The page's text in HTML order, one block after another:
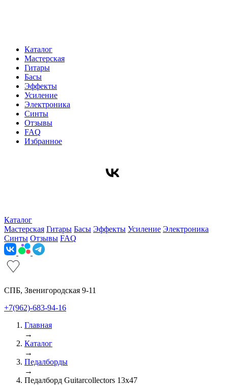
Каталог
Мастерская
Гитары
Басы
Эффекты
Усиление
Электроника
Синты
Отзывы
FAQ
Избранное
Каталог
Мастерская Гитары Басы Эффекты Усиление Электроника
Синты Отзывы FAQ
СПБ, Звенигородская 9-11
+7(962)-683-94-16
Главная
→
Каталог
→
Педалборды
→
Педалборд Guitarcollectors 13х47